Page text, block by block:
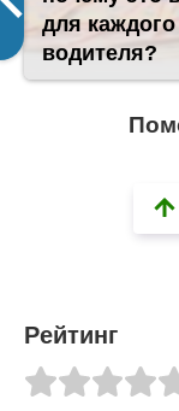
для каждого
водителя?
Рейтинг